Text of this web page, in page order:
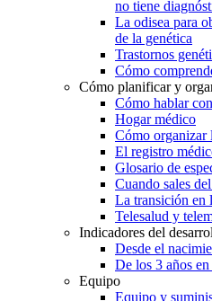
no tiene
La odisea para
de la genética
Trastornos
Cómo
Cómo planificar y
Cómo hablar
Hogar médico
Cómo organizar
El registro
Glosario de
Cuando sales
La transición en
Telesalud y
Indicadores del
Desde el
De los 3 años en
Equipo
Equipo y